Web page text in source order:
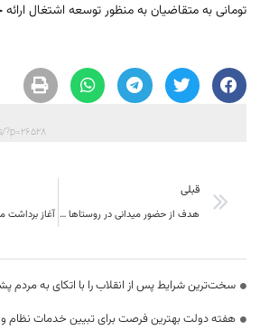
تومانی به متقاضیان به منظور توسعه اشتغال
قبلی
هدف از حضور میدانی در روستاها رفع مشکلات به صورت کارشناسی است.
سخت‌ترین شرایط پس از انقلاب را با اتکای به
هفته دولت بهترین فرصت برای تبیین خدمات نظام